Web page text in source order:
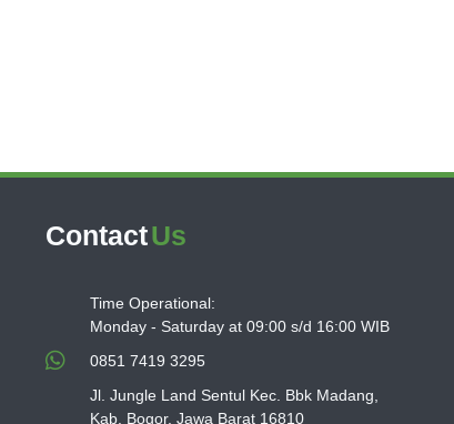
ContactUs
Time Operational:
Monday - Saturday at 09:00 s/d 16:00 WIB
0851 7419 3295
Jl. Jungle Land Sentul Kec. Bbk Madang,
Kab. Bogor, Jawa Barat 16810